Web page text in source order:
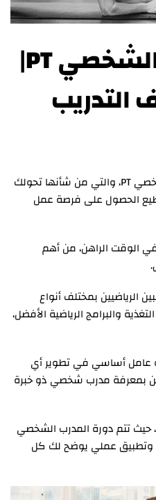
دورة المدرب الشخصي PT|
التدريب
تقدم أكاديمية دورة المدرب الشخصي PT، والتي من شأنها تحولك
الحصول على فرصة عمل
الوقت الراهن، من أهم
الرياضيين بمختلف أنواع
والبرامج الرياضية الأفضل،
أساسي في تطوير أي
بمعرفة مدرب شخصي ذو خبرة
وهو ما نهتم به في أكاديمية Eif، حيث تتم دورة المدرب الشخصي
وتطبيق عملي يوضح لك كل